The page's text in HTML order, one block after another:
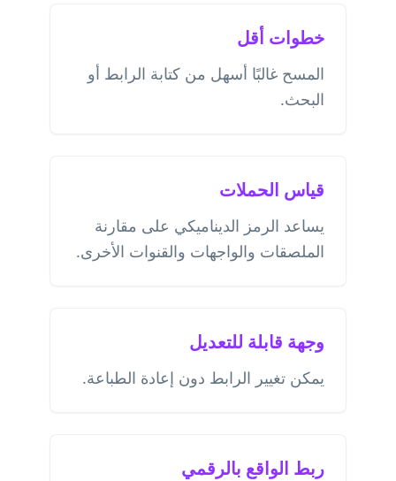
خطوات أقل
المسح غالبًا أسهل من كتابة الرابط أو
البحث.
قياس الحملات
يساعد الرمز الديناميكي على مقارنة
الملصقات والواجهات والقنوات الأخرى.
وجهة قابلة للتعديل
يمكن تغيير الرابط دون إعادة الطباعة.
ربط الواقع بالرقمي